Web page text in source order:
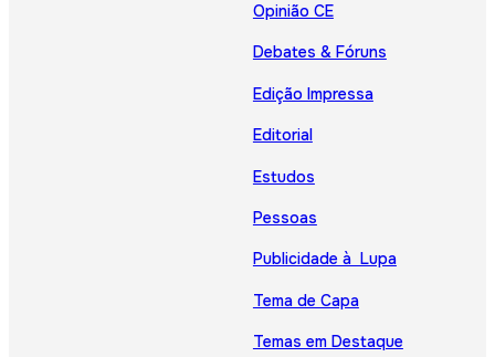
Opinião CE
Debates & Fóruns
Edição Impressa
Editorial
Estudos
Pessoas
Publicidade à Lupa
Tema de Capa
Temas em Destaque